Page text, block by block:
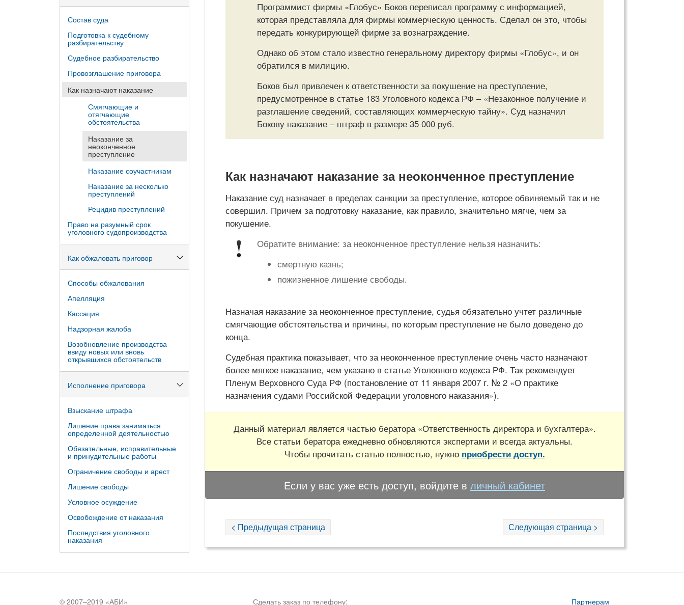
Программист фирмы «Глобус» Боков переписал программу с информацией,
которая представляла для фирмы коммерческую ценность. Сделал он это, чтобы
передать конкурирующей фирме за вознаграждение.
Однако об этом стало известно генеральному директору фирмы «Глобус», и он
обратился в милицию.
Боков был привлечен к ответственности за покушение на преступление,
предусмотренное в статье 183 Уголовного кодекса РФ – «Незаконное получение и
разглашение сведений, составляющих коммерческую тайну». Суд назначил
Бокову наказание – штраф в размере 35 000 руб.
Как назначают наказание за неоконченное преступление
Наказание суд назначает в пределах санкции за преступление, которое обвиняемый так и не
совершил. Причем за подготовку наказание, как правило, значительно мягче, чем за
покушение.
Обратите внимание: за неоконченное преступление нельзя назначить:
смертную казнь;
пожизненное лишение свободы.
Назначая наказание за неоконченное преступление, судья обязательно учтет различные
смягчающие обстоятельства и причины, по которым преступление не было доведено до
конца.
Судебная практика показывает, что за неоконченное преступление очень часто назначают
более мягкое наказание, чем указано в статье Уголовного кодекса РФ. Так рекомендует
Пленум Верховного Суда РФ (постановление от 11 января 2007 г. № 2 «О практике
назначения судами Российской Федерации уголовного наказания»).
Данный материал является частью бератора «Ответственность директора и бухгалтера».
Все статьи бератора ежедневно обновляются экспертами и всегда актуальны.
Чтобы прочитать статью полностью, нужно приобрести доступ.
Если у вас уже есть доступ, войдите в личный кабинет
< Предыдущая страница Следующая страница >
Состав суда
Подготовка к судебному
разбирательству
Судебное разбирательство
Провозглашение приговора
Как назначают наказание
Смягчающие и
отягчающие
обстоятельства
Наказание за
неоконченное
преступление
Наказание соучастникам
Наказание за несколько
преступлений
Рецидив преступлений
Право на разумный срок
уголовного судопроизводства
Как обжаловать приговор
Способы обжалования
Апелляция
Кассация
Надзорная жалоба
Возобновление производства
ввиду новых или вновь
открывшихся обстоятельств
Исполнение приговора
Взыскание штрафа
Лишение права заниматься
определенной деятельностью
Обязательные, исправительные
и принудительные работы
Ограничение свободы и арест
Лишение свободы
Условное осуждение
Освобождение от наказания
Последствия уголовного
наказания
© 2007–2019 «АБИ» Сделать заказ по телефону: Партнерам